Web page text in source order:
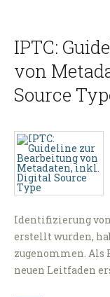
IPTC:
von
Source
Identifizierung
erstellt wurden,
zugenommen. Als
neuen Leitfaden